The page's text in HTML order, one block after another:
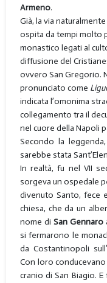
Armeno.
Già, la via
ospita da tempi molto
monastico legati al
diffusione del
ovvero San Gregorio.
pronunciato come
indicata l’omonima
collegamento tra il
nel cuore della Napoli
Secondo la
sarebbe stata
In realtà, fu nel VII
sorgeva un ospedale
divenuto Santo, fece
chiesa, che da un
nome di San Gennaro
si fermarono le
da Costantinopoli
Con loro
cranio di San Biagio.